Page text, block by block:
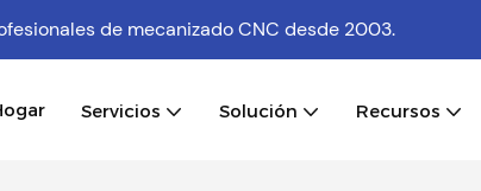
de mecanizado CNC desde 2003.
Servicios Solución Recursos